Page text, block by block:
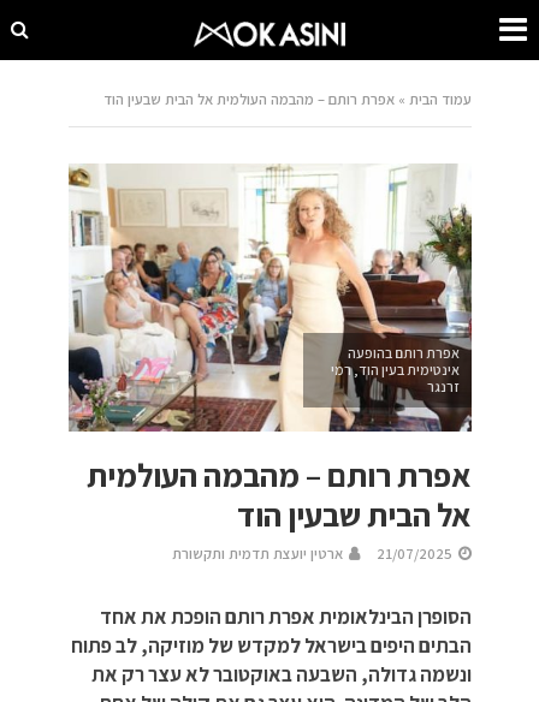
עמוד הבית »אפרת רותם – מהבמה העולמית אל הבית שבעין הוד
אפרת רותם בהופעה
אינטימית בעין הוד, רמי
זרנגר
אפרת רותם – מהבמה העולמית
אל הבית שבעין הוד
21/07/2025 ארטין יועצת תדמית ותקשורת
הסופרן הבינלאומית אפרת רותם הופכת את אחד
הבתים היפים בישראל למקדש של מוזיקה, לב פתוח
ונשמה גדולה, השבעה באוקטובר לא עצר רק את